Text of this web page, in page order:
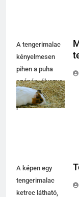
A tengerimalac
kényelmesen
pihen a puha
szénán, élvezve
a nyugodt
pillanatokat.
A képen egy
tengerimalac
ketrec látható,